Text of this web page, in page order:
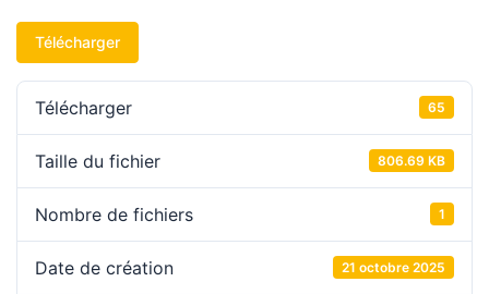
Télécharger
Télécharger 65
Taille du fichier 806.69 KB
Nombre de fichiers 1
Date de création 21 octobre 2025